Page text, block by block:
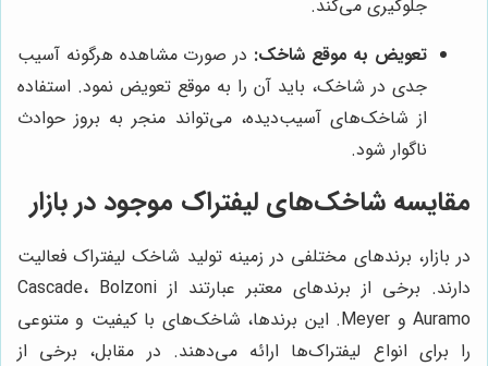
جلوگیری می‌کند.
تعویض به موقع شاخک: در صورت مشاهده هرگونه آسیب
جدی در شاخک، باید آن را به موقع تعویض نمود. استفاده
از شاخک‌های آسیب‌دیده، می‌تواند منجر به بروز حوادث
ناگوار شود.
مقایسه شاخک‌های لیفتراک موجود در بازار
در بازار، برندهای مختلفی در زمینه تولید شاخک لیفتراک فعالیت
دارند. برخی از برندهای معتبر عبارتند از Cascade، Bolzoni
Auramo و Meyer. این برندها، شاخک‌های با کیفیت و متنوعی
را برای انواع لیفتراک‌ها ارائه می‌دهند. در مقابل، برخی از